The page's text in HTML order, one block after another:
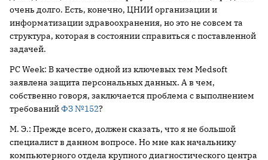
очень долго. Есть, конечно, ЦНИИ организации и
информатизации здравоохранения, но это не совсем та
структура, которая в состоянии справиться с поставленной
задачей.
PC Week: В качестве одной из ключевых тем Medsoft
заявлена защита персональных данных. А в чем,
собственно говоря, заключается проблема с выполнением
требованийФЗ №152?
М. Э.: Прежде всего, должен сказать, что я не большой
специалист в данном вопросе. Но мне как начальнику
компьютерного отдела крупного диагностического центра